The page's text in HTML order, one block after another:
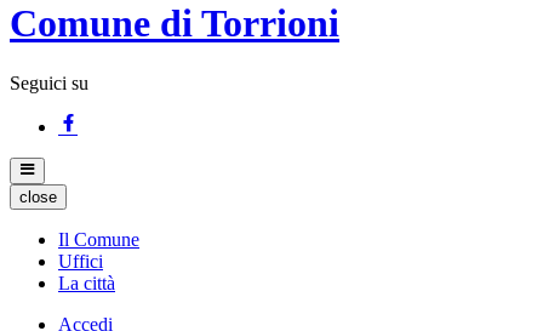
Comune di Torrioni
Seguici su
close
Il Comune
Uffici
La città
Accedi